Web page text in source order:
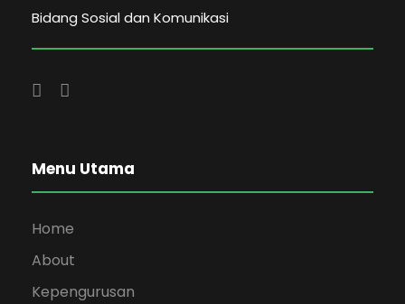
Bidang Sosial dan Komunikasi
Menu Utama
Home
About
Kepengurusan